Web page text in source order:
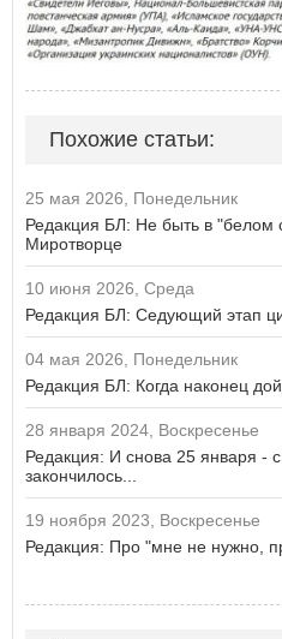
Похожие статьи:
25 мая 2026, Понедельник
Редакция БЛ: Не быть в "белом
Миротворце
10 июня 2026, Среда
Редакция БЛ: Седующий этап
04 мая 2026, Понедельник
Редакция БЛ: Когда наконец
28 января 2024, Воскресенье
Редакция: И снова 25 января -
закончилось...
19 ноября 2023, Воскресенье
Редакция: Про "мне не нужно,